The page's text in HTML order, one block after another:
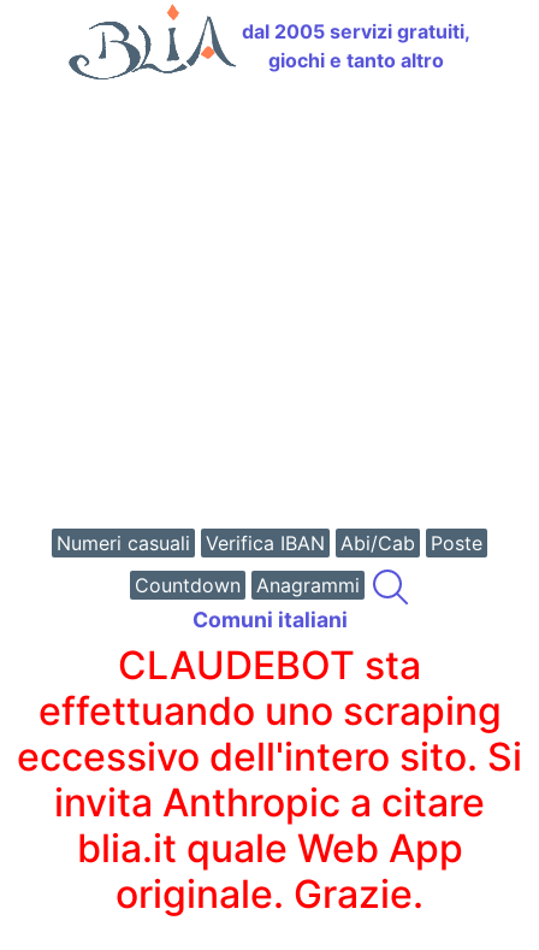
dal 2005 servizi gratuiti,
giochi e tanto altro
Numeri casuali Verifica IBAN Abi/Cab
Poste
Countdown
Anagrammi
Comuni italiani
CLAUDEBOT sta
effettuando uno scraping
eccessivo dell'intero sito. Si
invita Anthropic a citare
blia.it quale Web App
originale. Grazie.